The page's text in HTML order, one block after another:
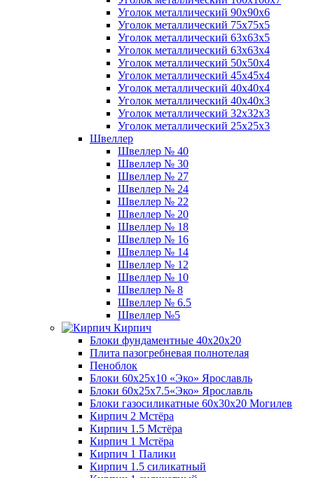
Уголок металлический 90х90х6
Уголок металлический 75х75х5
Уголок металлический 63х63х5
Уголок металлический 63х63х4
Уголок металлический 50х50х4
Уголок металлический 45х45х4
Уголок металлический 40х40х4
Уголок металлический 40х40х3
Уголок металлический 32х32х3
Уголок металлический 25х25х3
Швеллер
Швеллер № 40
Швеллер № 30
Швеллер № 27
Швеллер № 24
Швеллер № 22
Швеллер № 20
Швеллер № 18
Швеллер № 16
Швеллер № 14
Швеллер № 12
Швеллер № 10
Швеллер № 8
Швеллер № 6.5
Швеллер №5
Кирпич
Блоки фундаментные 40х20х20
Плита пазогребневая полнотелая
Пеноблок
Блоки 60х25х10 «Эко» Ярославль
Блоки 60х25х7.5«Эко» Ярославль
Блоки газосиликатные 60х30х20 Могилев
Кирпич 2 Мстёра
Кирпич 1.5 Мстёра
Кирпич 1 Мстёра
Кирпич 1 Палики
Кирпич 1.5 силикатный